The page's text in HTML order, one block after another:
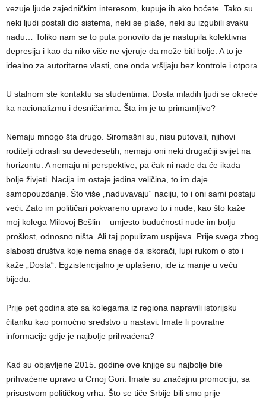
vezuje ljude zajedničkim interesom, kupuje ih ako hoćete. Tako su
neki ljudi postali dio sistema, neki se plaše, neki su izgubili svaku
nadu… Toliko nam se to puta ponovilo da je nastupila kolektivna
depresija i kao da niko više ne vjeruje da može biti bolje. A to je
idealno za autoritarne vlasti, one onda vršljaju bez kontrole i otpora.
U stalnom ste kontaktu sa studentima. Dosta mladih ljudi se okreće
ka nacionalizmu i desničarima. Šta im je tu primamljivo?
Nemaju mnogo šta drugo. Siromašni su, nisu putovali, njihovi
roditelji odrasli su devedesetih, nemaju oni neki drugačiji svijet na
horizontu. A nemaju ni perspektive, pa čak ni nade da će ikada
bolje živjeti. Nacija im ostaje jedina veličina, to im daje
samopouzdanje. Što više „naduvavaju“ naciju, to i oni sami postaju
veći. Zato im političari pokvareno upravo to i nude, kao što kaže
moj kolega Milovoj Bešlin – umjesto budućnosti nude im bolju
prošlost, odnosno ništa. Ali taj populizam uspijeva. Prije svega zbog
slabosti društva koje nema snage da iskorači, lupi rukom o sto i
kaže „Dosta“. Egzistencijalno je uplašeno, ide iz manje u veću
bijedu.
Prije pet godina ste sa kolegama iz regiona napravili istorijsku
čitanku kao pomoćno sredstvo u nastavi. Imate li povratne
informacije gdje je najbolje prihvaćena?
Kad su objavljene 2015. godine ove knjige su najbolje bile
prihvaćene upravo u Crnoj Gori. Imale su značajnu promociju, sa
prisustvom političkog vrha. Što se tiče Srbije bili smo prije